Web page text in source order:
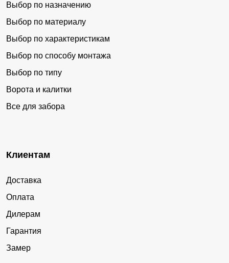
Выбор по назначению
Выбор по материалу
Выбор по характеристикам
Выбор по способу монтажа
Выбор по типу
Ворота и калитки
Все для забора
Клиентам
Доставка
Оплата
Дилерам
Гарантия
Замер